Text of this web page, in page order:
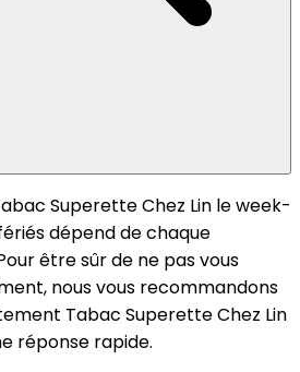
Superette Chez Lin le week-
dépend de chaque
être sûr de ne pas vous
nous vous recommandons
Tabac Superette Chez Lin
réponse rapide.